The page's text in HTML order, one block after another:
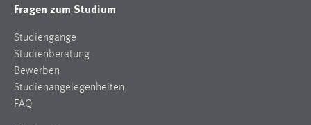
Fragen zum Studium
Studiengänge
Studienberatung
Bewerben
Studienangelegenheiten
FAQ
Max. 13 Monate
MARKETING